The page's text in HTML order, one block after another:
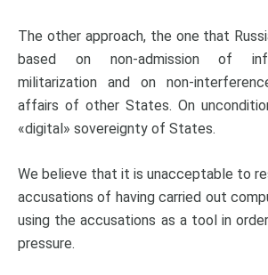
The other approach, the one that
based on non-admission of
militarization and on non-
affairs of other States. On
«digital» sovereignty of States.
We believe that it is unacceptable to
accusations of having carried out
using the accusations as a tool in
pressure.